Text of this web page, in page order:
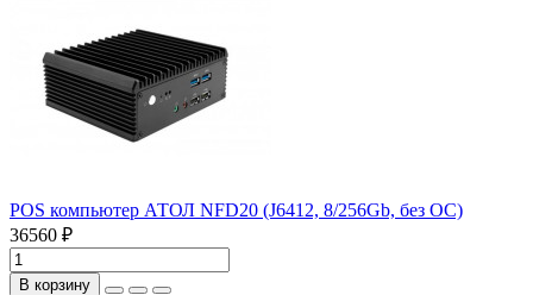
POS компьютер АТОЛ NFD20 (J6412, 8/256Gb, без ОС)
36560 ₽
В корзину